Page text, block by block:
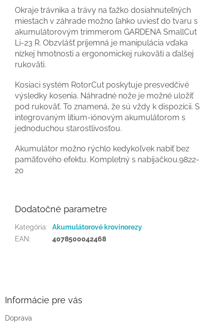
Okraje trávnika a trávy na ťažko dosiahnuteľných
miestach v záhrade možno ľahko uviesť do tvaru s
akumulátorovým trimmerom GARDENA SmallCut
Li-23 R. Obzvlášť príjemná je manipulácia vďaka
nízkej hmotnosti a ergonomickej rukoväti a ďalšej
rukoväti.
Kosiaci systém RotorCut poskytuje presvedčivé
výsledky kosenia. Náhradné nože je možné uložiť
pod rukoväť. To znamená, že sú vždy k dispozícii. S
integrovaným lítium-iónovým akumulátorom s
jednoduchou starostlivosťou.
Akumulátor možno rýchlo kedykoľvek nabiť bez
pamäťového efektu. Kompletný s nabíjačkou.9822-
20
Dodatočné parametre
Kategória:
Akumulátorové krovinorezy
EAN: 4078500042468
Informácie pre vás
Doprava